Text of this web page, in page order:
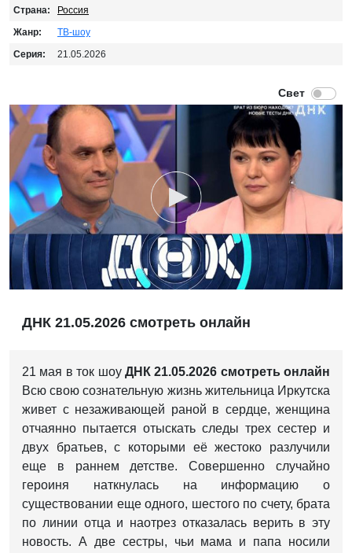
Страна:
Россия
Жанр:
ТВ-шоу
Серия:
21.05.2026
ДНК 21.05.2026 смотреть онлайн
21 мая в ток шоу ДНК 21.05.2026 смотреть онлайн
Всю свою сознательную жизнь жительница Иркутска
живет с незаживающей раной в сердце, женщина
отчаянно пытается отыскать следы трех сестер и
двух братьев, с которыми её жестоко разлучили
еще в раннем детстве. Совершенно случайно
героиня наткнулась на информацию о
существовании еще одного, шестого по счету, брата
по линии отца и наотрез отказалась верить в эту
новость. А две сестры, чьи мама и папа носили